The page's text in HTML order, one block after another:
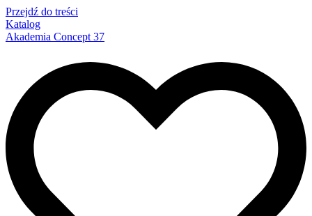
Przejdź do treści
Katalog
Akademia Concept 37